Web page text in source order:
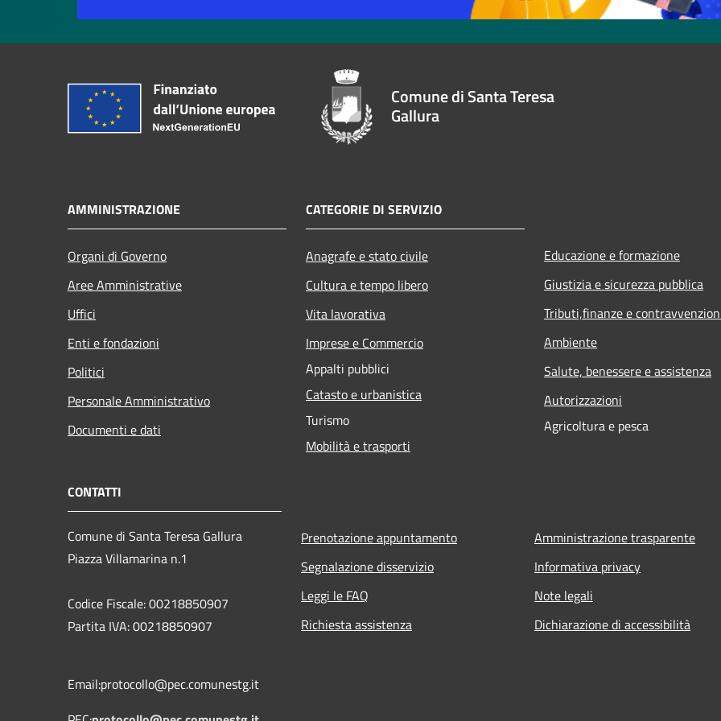
Comune di Santa Teresa
Gallura
AMMINISTRAZIONE
Organi di Governo
Aree Amministrative
Uffici
Enti e fondazioni
Politici
Personale Amministrativo
Documenti e dati
CATEGORIE DI SERVIZIO
Anagrafe e stato civile
Cultura e tempo libero
Vita lavorativa
Imprese e Commercio
Appalti pubblici
Catasto e urbanistica
Turismo
Mobilità e trasporti
Educazione e formazione
Giustizia e sicurezza pubblica
Tributi,finanze e
Ambiente
Salute, benessere e assistenza
Autorizzazioni
Agricoltura e pesca
CONTATTI
Comune di Santa Teresa Gallura
Piazza Villamarina n.1
Codice Fiscale: 00218850907
Partita IVA: 00218850907
Email:protocollo@pec.comunestg.it
Prenotazione appuntamento
Segnalazione disservizio
Leggi le FAQ
Richiesta assistenza
Amministrazione trasparente
Informativa privacy
Note legali
Dichiarazione di accessibilità